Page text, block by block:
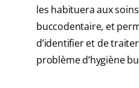
les habituera aux
buccodentaire, et
d’identifier et de
problème d’hygiène